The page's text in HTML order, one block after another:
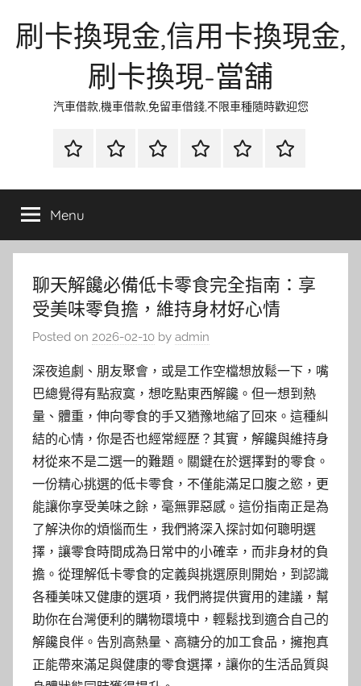
刷卡換現金,信用卡換現金,
刷卡換現-當舖
汽車借款,機車借款,免留車借錢,不限車種隨時歡迎您
首
當
金
網
資
流
時
環
清
聯
徵
Menu
聊天解饞必備低卡零食完全指南：享
受美味零負擔，維持身材好心情
Posted on 2026-02-10 by admin
深夜追劇、朋友聚會，或是工作空檔想放鬆一下，嘴
巴總覺得有點寂寞，想吃點東西解饞。但一想到熱
量、體重，伸向零食的手又猶豫地縮了回來。這種糾
結的心情，你是否也經常經歷？其實，解饞與維持身
材從來不是二選一的難題。關鍵在於選擇對的零食。
一份精心挑選的低卡零食，不僅能滿足口腹之慾，更
能讓你享受美味之餘，毫無罪惡感。這份指南正是為
了解決你的煩惱而生，我們將深入探討如何聰明選
擇，讓零食時間成為日常中的小確幸，而非身材的負
擔。從理解低卡零食的定義與挑選原則開始，到認識
各種美味又健康的選項，我們將提供實用的建議，幫
助你在台灣便利的購物環境中，輕鬆找到適合自己的
解饞良伴。告別高熱量、高糖分的加工食品，擁抱真
正能帶來滿足與健康的零食選擇，讓你的生活品質與